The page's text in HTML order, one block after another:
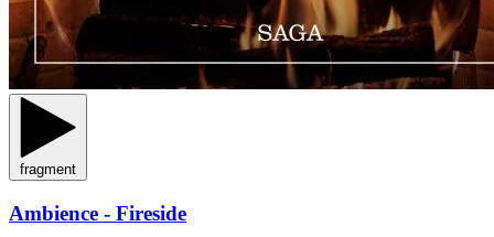
fragment
Ambience - Fireside